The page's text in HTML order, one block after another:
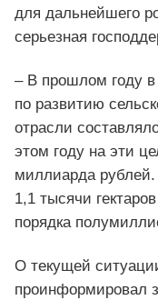
для дальнейшего
серьезная
– В прошлом году в
по развитию
отрасли
этом году на эти
миллиарда
1,1 тысячи
порядка
О текущей
проинформировал